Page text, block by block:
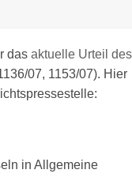
das aktuelle Urteil des
07, 1153/07). Hier
in Allgemeine